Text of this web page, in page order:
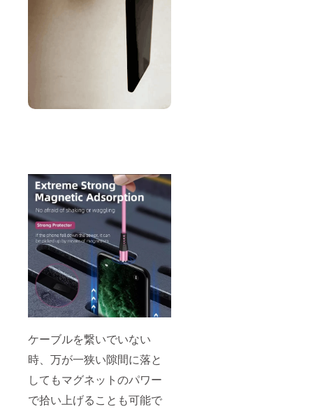
ケーブルを繋いでいない
時、万が一狭い隙間に落と
してもマグネットのパワー
で拾い上げることも可能で